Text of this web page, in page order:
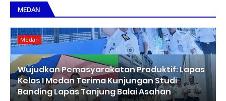
MEDAN
Medan
Wujudkan Pemasyarakatan Produktif: Lapas
Kelas I Medan Terima Kunjungan Studi
Banding Lapas Tanjung Balai Asahan